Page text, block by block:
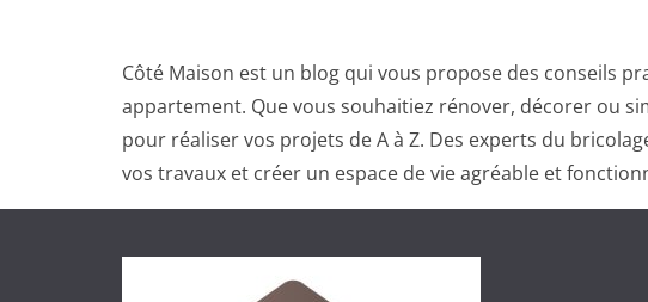
Côté Maison est un blog qui vous propose des conseils
appartement. Que vous souhaitiez rénover, décorer ou
pour réaliser vos projets de A à Z. Des experts du
vos travaux et créer un espace de vie agréable et